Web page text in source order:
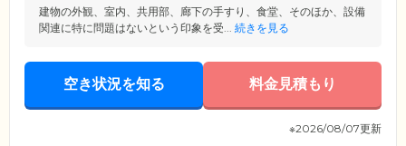
建物の外観、室内、共用部、廊下の手すり、食堂、そのほか、設備
関連に特に問題はないという印象を受... 続きを見る
空き状況を知る 料金見積もり
※2026/08/07更新